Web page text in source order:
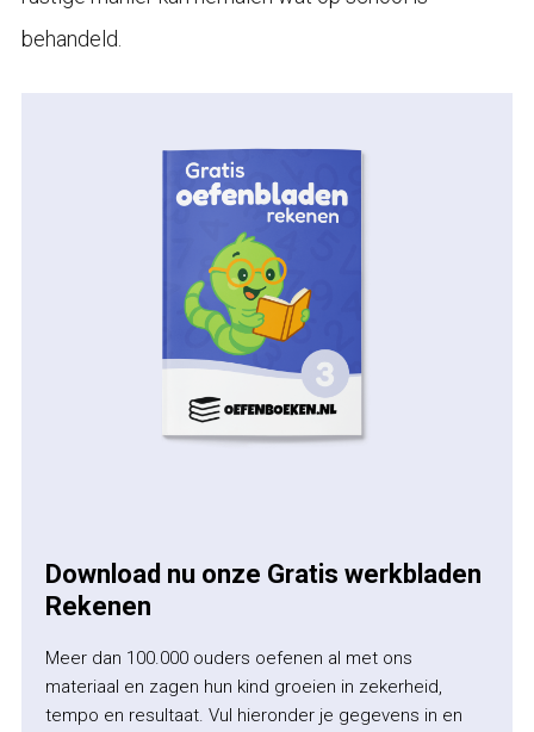
behandeld.
Download nu onze Gratis werkbladen
Rekenen
Meer dan 100.000 ouders oefenen al met ons
materiaal en zagen hun kind groeien in zekerheid,
tempo en resultaat. Vul hieronder je gegevens in en